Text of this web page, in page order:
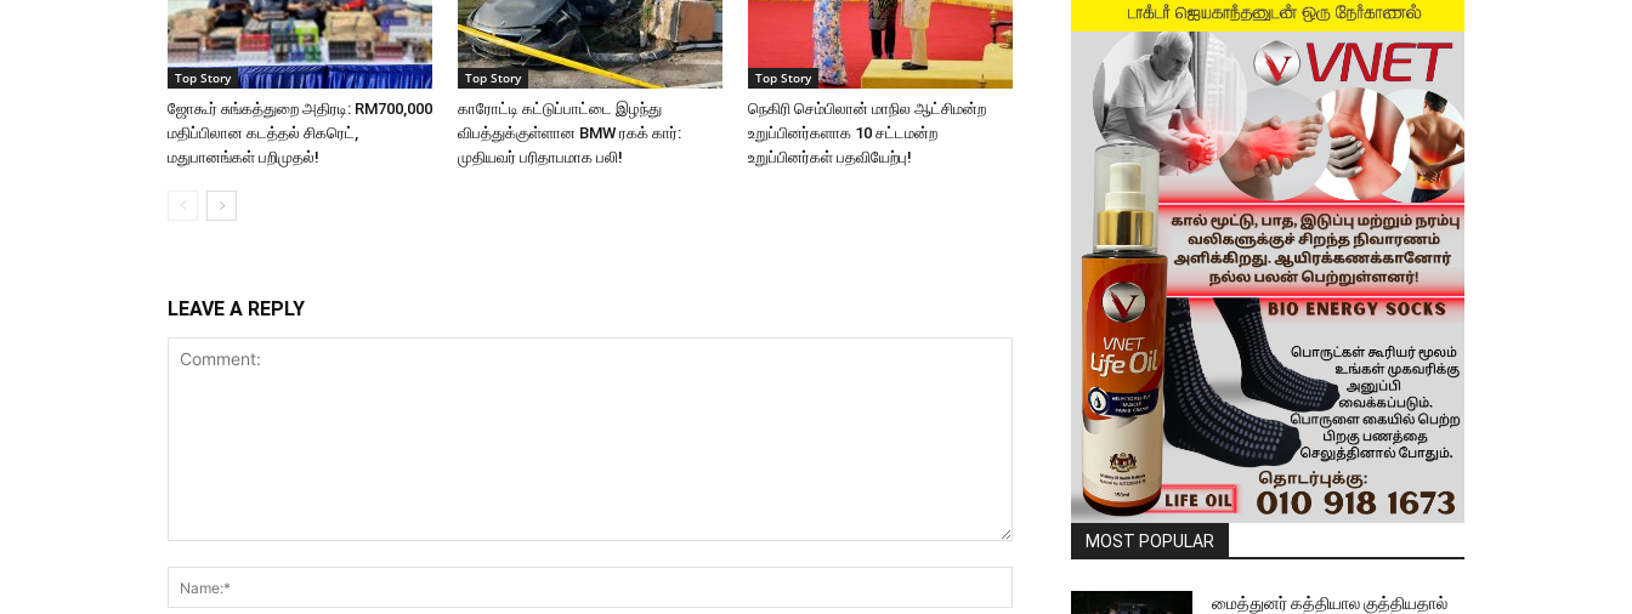
Top Story
ஜோகூர் சுங்கத்துறை அதிரடி: RM700,000
மதிப்பிலான கடத்தல் சிகரெட்,
மதுபானங்கள் பறிமுதல்!
Top Story
காரோட்டி கட்டுப்பாட்டை இழந்து
விபத்துக்குள்ளான BMW ரகக் கார்:
முதியவர் பரிதாபமாக பலி!
Top Story
நெகிரி செம்பிலான் மாநில ஆட்சிமன்ற
உறுப்பினர்களாக 10 சட்டமன்ற
உறுப்பினர்கள் பதவியேற்பு!
LEAVE A REPLY
MOST POPULAR
மைத்துனர் கத்தியால குத்தியதால்